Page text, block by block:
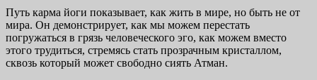
Путь карма йоги показывает, как жить в мире, но быть не от
мира. Он демонстрирует, как мы можем перестать
погружаться в грязь человеческого эго, как можем вместо
этого трудиться, стремясь стать прозрачным кристаллом,
сквозь который может свободно сиять Атман.